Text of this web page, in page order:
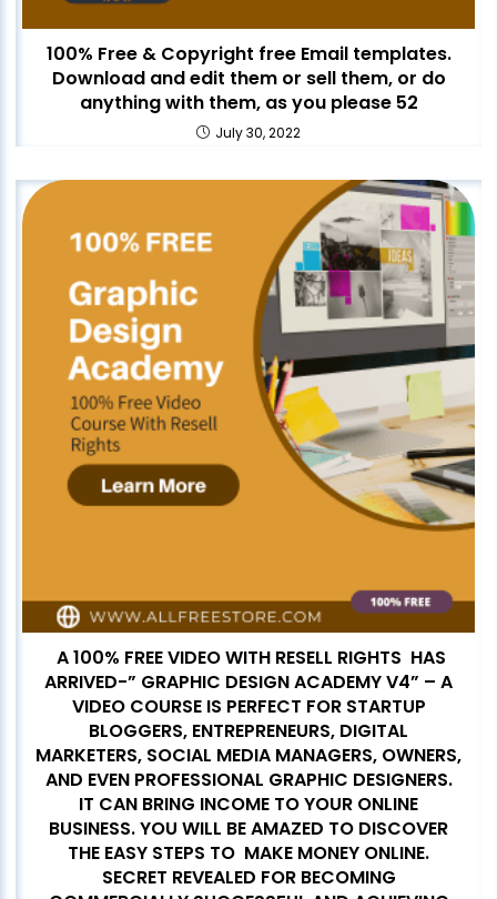
100% Free & Copyright free Email templates.
Download and edit them or sell them, or do
anything with them, as you please 52
July 30, 2022
A 100% FREE VIDEO WITH RESELL RIGHTS HAS
ARRIVED-” GRAPHIC DESIGN ACADEMY V4” – A
VIDEO COURSE IS PERFECT FOR STARTUP
BLOGGERS, ENTREPRENEURS, DIGITAL
MARKETERS, SOCIAL MEDIA MANAGERS, OWNERS,
AND EVEN PROFESSIONAL GRAPHIC DESIGNERS.
IT CAN BRING INCOME TO YOUR ONLINE
BUSINESS. YOU WILL BE AMAZED TO DISCOVER
THE EASY STEPS TO MAKE MONEY ONLINE.
SECRET REVEALED FOR BECOMING